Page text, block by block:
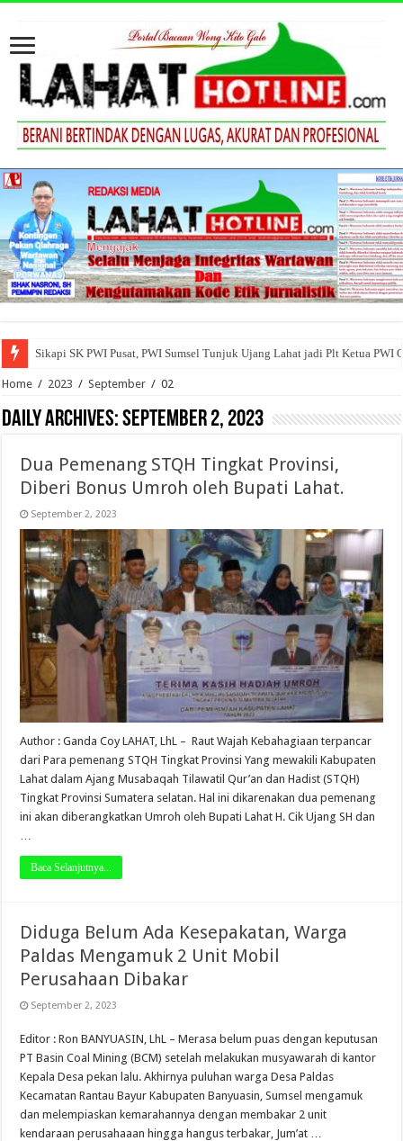
Sikapi SK PWI Pusat, PWI Sumsel Tunjuk Ujang Lahat jadi Plt Ketua PWI
Home / 2023 / September / 02
Daily Archives:September 2, 2023
Dua Pemenang STQH Tingkat Provinsi,
Diberi Bonus Umroh oleh Bupati Lahat.
September 2, 2023
Author : Ganda Coy LAHAT, LhL – Raut Wajah Kebahagiaan terpancar
dari Para pemenang STQH Tingkat Provinsi Yang mewakili Kabupaten
Lahat dalam Ajang Musabaqah Tilawatil Qur’an dan Hadist (STQH)
Tingkat Provinsi Sumatera selatan. Hal ini dikarenakan dua pemenang
ini akan diberangkatkan Umroh oleh Bupati Lahat H. Cik Ujang SH dan
Baca Selanjutnya...
Diduga Belum Ada Kesepakatan, Warga
Paldas Mengamuk 2 Unit Mobil
Perusahaan Dibakar
September 2, 2023
Editor : Ron BANYUASIN, LhL – Merasa belum puas dengan keputusan
PT Basin Coal Mining (BCM) setelah melakukan musyawarah di kantor
Kepala Desa pekan lalu. Akhirnya puluhan warga Desa Paldas
Kecamatan Rantau Bayur Kabupaten Banyuasin, Sumsel mengamuk
dan melempiaskan kemarahannya dengan membakar 2 unit
kendaraan perusahaaan hingga hangus terbakar, Jum’at …